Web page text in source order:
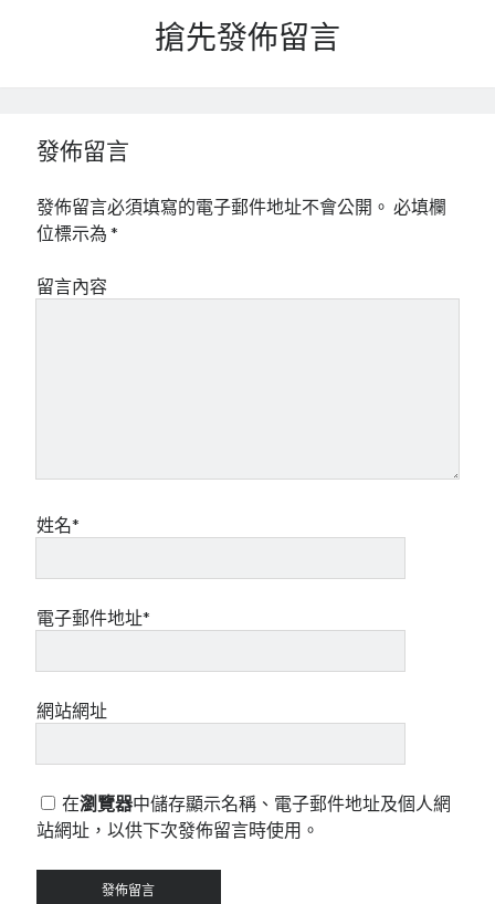
搶先發佈留言
發佈留言
發佈留言必須填寫的電子郵件地址不會公開。 必填欄
位標示為*
留言內容
姓名*
電子郵件地址*
網站網址
在瀏覽器中儲存顯示名稱、電子郵件地址及個人網
站網址，以供下次發佈留言時使用。